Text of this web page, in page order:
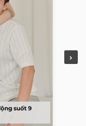
suốt 9